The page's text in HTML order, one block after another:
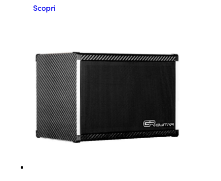
Scopri